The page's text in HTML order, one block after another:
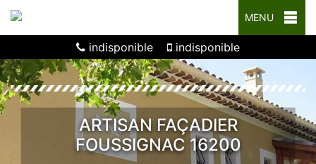
MENU
indisponible indisponible
ARTISAN FAÇADIER
FOUSSIGNAC 16200